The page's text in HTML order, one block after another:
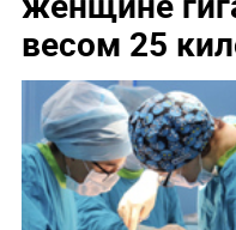
весом 25